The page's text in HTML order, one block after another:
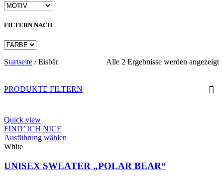
FILTERN NACH
Startseite /Eisbär Alle 2 Ergebnisse werden angezeigt
PRODUKTE FILTERN
Quick view
FIND’ ICH NICE
Ausführung wählen
mehrere
Varianten
White
UNISEX SWEATER „POLAR BEAR“